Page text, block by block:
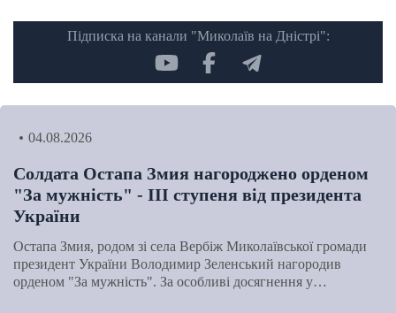
Підписка на канали "Миколаїв на Дністрі":
04.08.2026
Солдата Остапа Змия нагороджено орденом
"За мужність" - ІІІ ступеня від президента
України
Остапа Змия, родом зі села Вербіж Миколаївської громади
президент України Володимир Зеленський нагородив
орденом "За мужність". За особливі досягнення у…